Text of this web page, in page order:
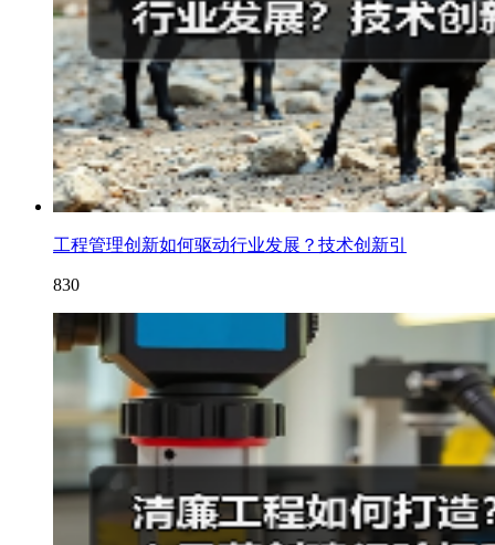
工程管理创新如何驱动行业发展？技术创新引
830